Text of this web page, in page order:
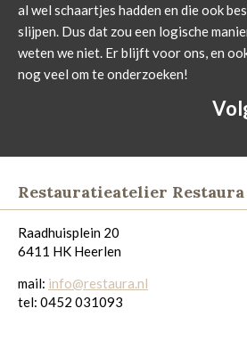
al wel schaartjes hadden en die ook
slijpen. Dus dat zou een logische
weten we niet. Er blijft voor ons, en
nog veel om te onderzoeken!
Restauratieatelier Restaura
Raadhuisplein 20
6411 HK Heerlen
mail: info@restaura.nl
tel: 0452 031093